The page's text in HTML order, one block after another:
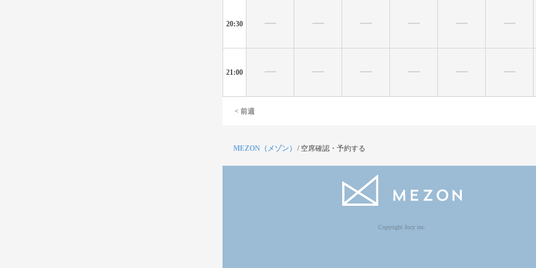
20:30
21:00
< 前週
MEZON（メゾン） / 空席確認・予約する
Copyright Jocy inc.